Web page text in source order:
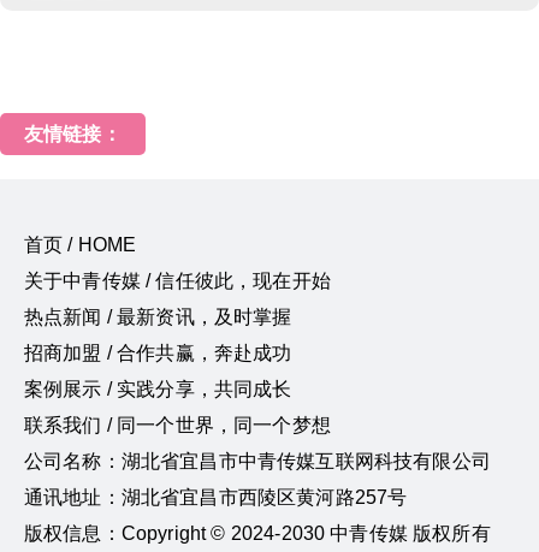
友情链接：
首页 / HOME
关于中青传媒 / 信任彼此，现在开始
热点新闻 / 最新资讯，及时掌握
招商加盟 / 合作共赢，奔赴成功
案例展示 / 实践分享，共同成长
联系我们 / 同一个世界，同一个梦想
公司名称：湖北省宜昌市中青传媒互联网科技有限公司
通讯地址：湖北省宜昌市西陵区黄河路257号
版权信息：Copyright © 2024-2030 中青传媒 版权所有